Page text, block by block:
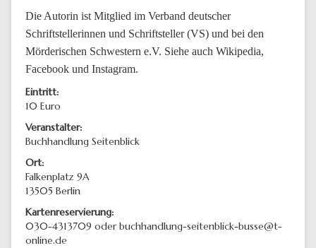
Die Autorin ist Mitglied im Verband deutscher
Schriftstellerinnen und Schriftsteller (VS) und bei den
Mörderischen Schwestern e.V. Siehe auch Wikipedia,
Facebook und Instagram.
Eintritt:
10 Euro
Veranstalter:
Buchhandlung Seitenblick
Ort:
Falkenplatz 9A
13505 Berlin
Kartenreservierung:
030-4313709 oder buchhandlung-seitenblick-busse@t-
online.de